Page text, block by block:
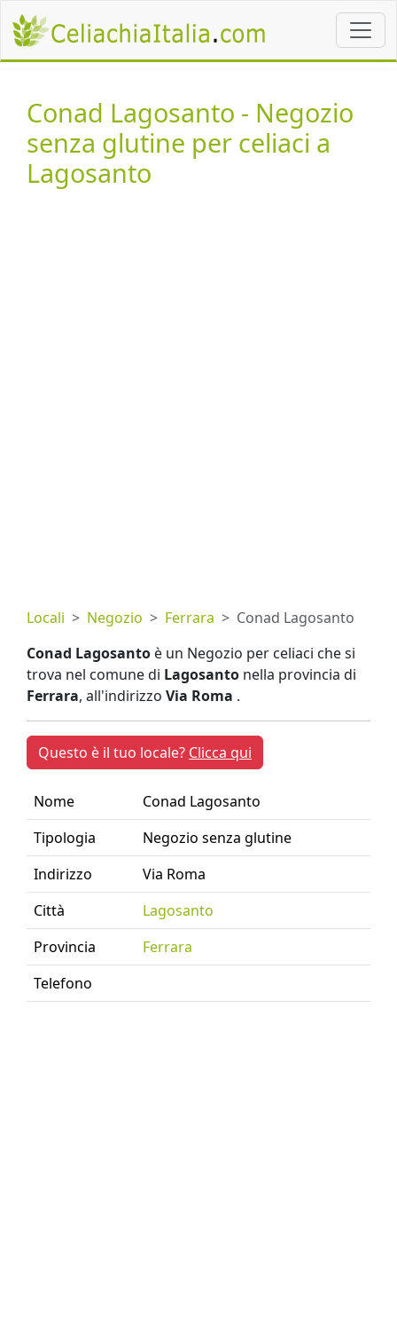
Conad Lagosanto - Negozio
senza glutine per celiaci a
Lagosanto
Locali Negozio Ferrara
Conad Lagosanto
Conad Lagosanto è un Negozio per celiaci che si
trova nel comune di Lagosanto nella provincia di
Ferrara, all'indirizzo Via Roma .
Questo è il tuo locale? Clicca qui
Nome
Conad Lagosanto
Tipologia
Negozio senza glutine
Indirizzo
Via Roma
Città
Lagosanto
Provincia
Ferrara
Telefono